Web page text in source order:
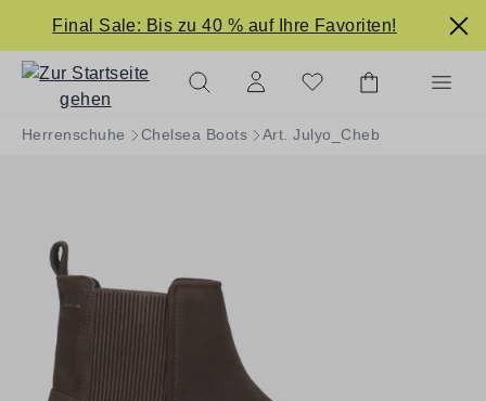
springen
Final Sale: Bis zu 40 % auf Ihre Favoriten!
Herrenschuhe Chelsea Boots Art. Julyo_Cheb